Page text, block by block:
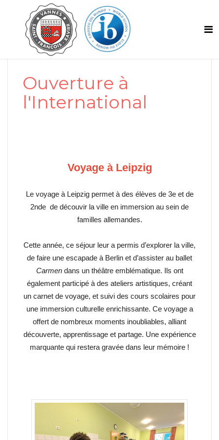
Ouverture à
l'International
Voyage à Leipzig
Le voyage à Leipzig permet à des élèves de 3e et de
2nde de découvir la ville en immersion au sein de
familles allemandes.
Cette année, ce séjour leur a permis d’explorer la ville,
de faire une escapade à Berlin et d’assister au ballet
Carmendans un théâtre emblématique. Ils ont
également participé à des ateliers artistiques, créant
un carnet de voyage, et suivi des cours scolaires pour
une immersion culturelle enrichissante. Ce voyage a
offert de nombreux moments inoubliables, alliant
découverte, apprentissage et partage. Une expérience
marquante qui restera gravée dans leur mémoire !